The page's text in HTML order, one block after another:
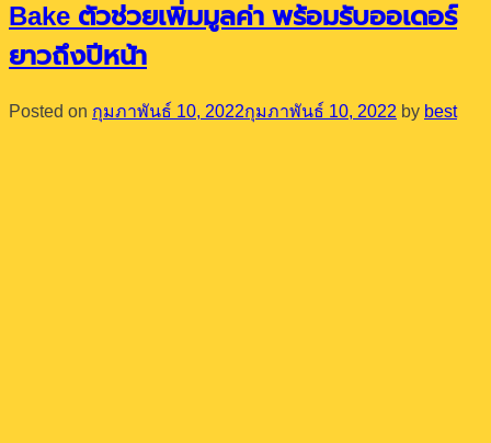
Bake ตัวช่วยเพิ่มมูลค่า พร้อมรับออเดอร์
ยาวถึงปีหน้า
Posted on กุมภาพันธ์ 10, 2022กุมภาพันธ์ 10, 2022 by best